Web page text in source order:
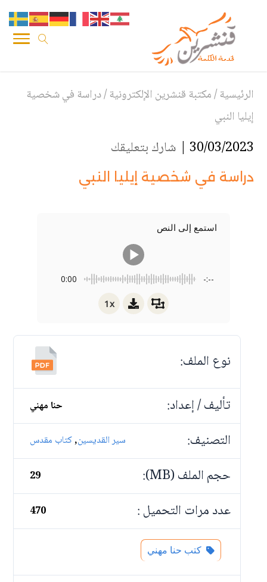
الرئيسية/مكتبة قنشرين الإلكترونية/دراسة في شخصية
إيليا النبي
30/03/2023 | شارك بتعليقك
دراسة في شخصية إيليا النبي
استمع إلى النص
0:00 -:--
1x
نوع الملف:
تأليف / إعداد:
حنا مهني
التصنيف: سير القديسين,كتاب مقدس
حجم الملف (MB): 29
عدد مرات التحميل : 470
كتب حنا مهني